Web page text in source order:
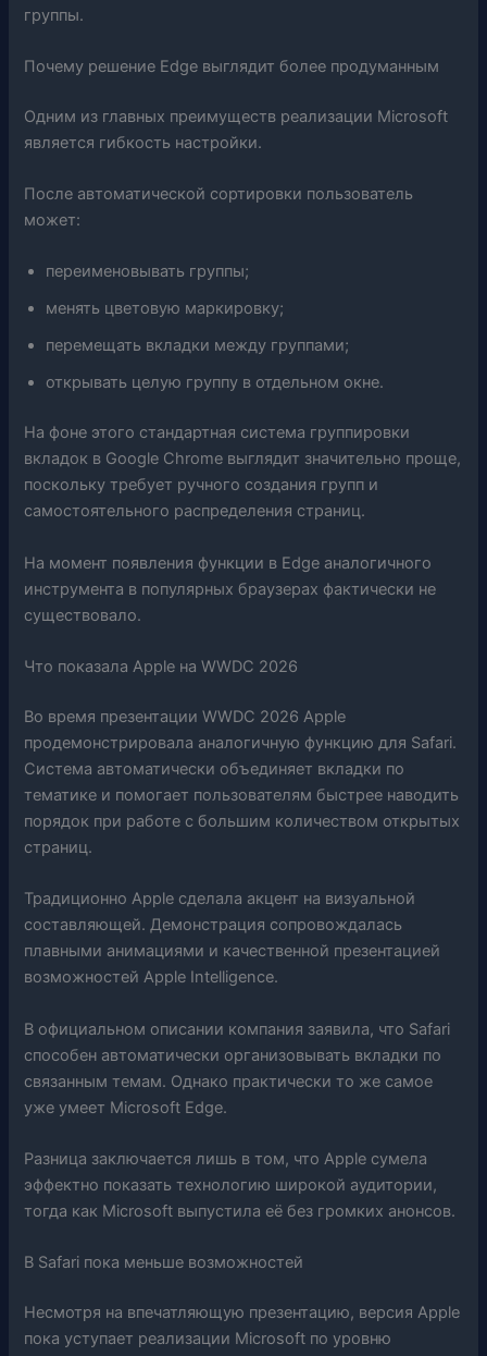
группы.
Почему решение Edge выглядит более продуманным
Одним из главных преимуществ реализации Microsoft
является гибкость настройки.
После автоматической сортировки пользователь
может:
переименовывать группы;
менять цветовую маркировку;
перемещать вкладки между группами;
открывать целую группу в отдельном окне.
На фоне этого стандартная система группировки
вкладок в Google Chrome выглядит значительно проще,
поскольку требует ручного создания групп и
самостоятельного распределения страниц.
На момент появления функции в Edge аналогичного
инструмента в популярных браузерах фактически не
существовало.
Что показала Apple на WWDC 2026
Во время презентации WWDC 2026 Apple
продемонстрировала аналогичную функцию для Safari.
Система автоматически объединяет вкладки по
тематике и помогает пользователям быстрее наводить
порядок при работе с большим количеством открытых
страниц.
Традиционно Apple сделала акцент на визуальной
составляющей. Демонстрация сопровождалась
плавными анимациями и качественной презентацией
возможностей Apple Intelligence.
В официальном описании компания заявила, что Safari
способен автоматически организовывать вкладки по
связанным темам. Однако практически то же самое
уже умеет Microsoft Edge.
Разница заключается лишь в том, что Apple сумела
эффектно показать технологию широкой аудитории,
тогда как Microsoft выпустила её без громких анонсов.
В Safari пока меньше возможностей
Несмотря на впечатляющую презентацию, версия Apple
пока уступает реализации Microsoft по уровню